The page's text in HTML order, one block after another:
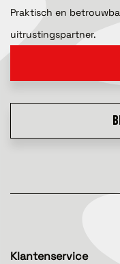
Praktisch en
uitrustingspartner.
Klantenservice